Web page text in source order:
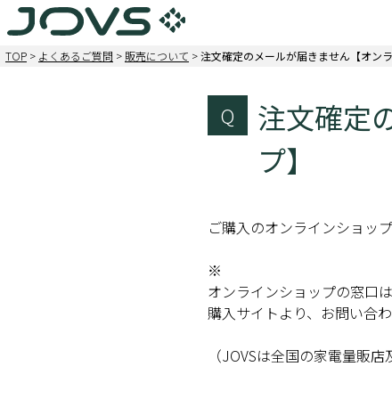
TOP > よくあるご質問 > 販売について >注文確定のメールが届きません【オンラ
Q
注文確定
プ】
ご購入のオンラインショッ
※
オンラインショップの窓口
購入サイトより、お問い合
（JOVSは全国の家電量販